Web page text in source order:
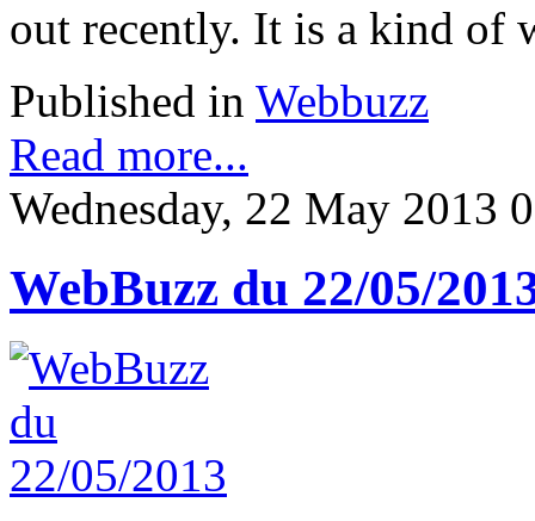
out recently. It is a kind of
Published in Webbuzz
Read more...
Wednesday, 22 May 2013
WebBuzz du 22/05/